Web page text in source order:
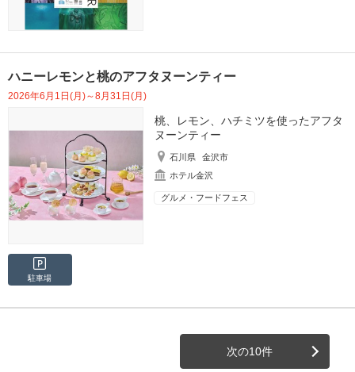
ハニーレモンと桃のアフタヌーンティー
2026年6月1日(月)～8月31日(月)
桃、レモン、ハチミツを使ったアフタ
ヌーンティー
石川県
金沢市
ホテル金沢
グルメ・フードフェス
駐車場
次の10件